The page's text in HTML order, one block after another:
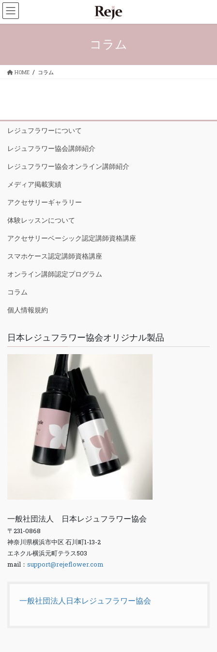
コ
ン
テ
ス
ナ
ビ
ゲ
ン
コラム
HOME コラム
レジュフラワーについて
レジュフラワー協会講師紹介
レジュフラワー協会オンライン講師紹介
メディア掲載実績
アクセサリーギャラリー
体験レッスンについて
アクセサリーベーシック認定講師資格講座
スマホケース認定講師資格講座
オンライン講師認定プログラム
コラム
個人情報規約
日本レジュフラワー協会オリジナル製品
一般社団法人 日本レジュフラワー協会
〒231-0868
神奈川県横浜市中区 石川町1-13-2
エネクル横浜元町テラス503
mail： support@rejeflower.com
一般社団法人日本レジュフラワー協会